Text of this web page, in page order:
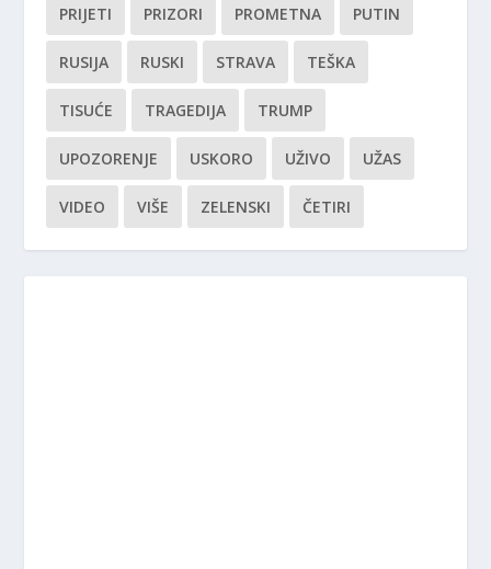
PRIJETI PRIZORI PROMETNA PUTIN
RUSIJA RUSKI STRAVA TEŠKA
TISUĆE TRAGEDIJA TRUMP
UPOZORENJE USKORO UŽIVO UŽAS
VIDEO VIŠE ZELENSKI ČETIRI